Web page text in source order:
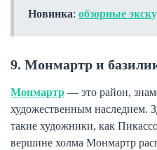
Новинка: обзорные
9. Монмартр и
Монмартр — это район,
художественным наследием.
такие художники, как
вершине холма Монмартр